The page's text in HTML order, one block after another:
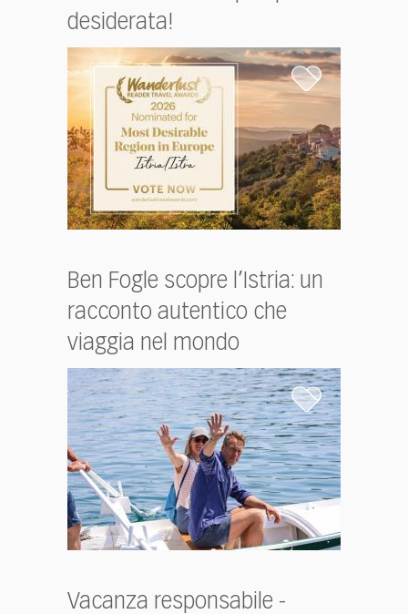
desiderata!
Ben Fogle scopre l’Istria: un
racconto autentico che
viaggia nel mondo
Vacanza responsabile -